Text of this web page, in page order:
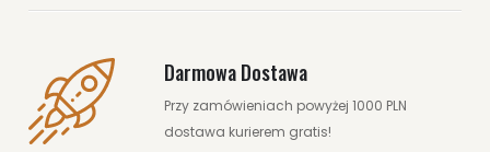
Darmowa Dostawa
Przy zamówieniach powyżej 1000 PLN
dostawa kurierem gratis!